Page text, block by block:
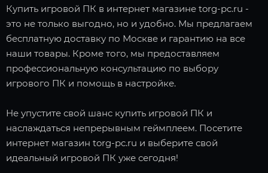
Купить игровой ПК в интернет магазине torg-pc.ru -
это не только выгодно, но и удобно. Мы предлагаем
бесплатную доставку по Москве и гарантию на все
наши товары. Кроме того, мы предоставляем
профессиональную консультацию по выбору
игрового ПК и помощь в настройке.
Не упустите свой шанс купить игровой ПК и
наслаждаться непрерывным геймплеем. Посетите
интернет магазин torg-pc.ru и выберите свой
идеальный игровой ПК уже сегодня!